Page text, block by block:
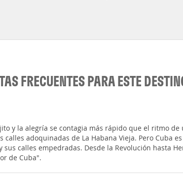
FRECUENTES PARA ESTE
y la alegría se contagia más rápido que el ritmo
adoquinadas de La Habana Vieja. Pero Cuba
calles empedradas. Desde la Revolución hasta
de Cuba".